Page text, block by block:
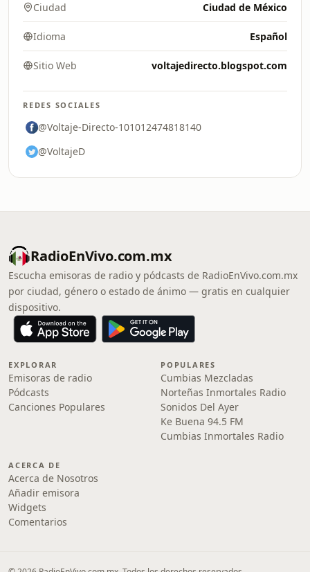
Ciudad Ciudad de México
Idioma Español
Sitio Web voltajedirecto.blogspot.com
REDES SOCIALES
@Voltaje-Directo-101012474818140
@VoltajeD
RadioEnVivo.com.mx
Escucha emisoras de radio y pódcasts de RadioEnVivo.com.mx
por ciudad, género o estado de ánimo — gratis en cualquier
dispositivo.
EXPLORAR
Emisoras de radio
Pódcasts
Canciones Populares
POPULARES
Cumbias Mezcladas
Norteñas Inmortales Radio
Sonidos Del Ayer
Ke Buena 94.5 FM
Cumbias Inmortales Radio
ACERCA DE
Acerca de Nosotros
Añadir emisora
Widgets
Comentarios